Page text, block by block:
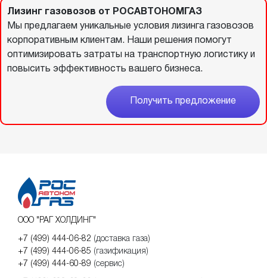
Лизинг газовозов от РОСАВТОНОМГАЗ
Мы предлагаем уникальные условия лизинга газовозов
корпоративным клиентам. Наши решения помогут
оптимизировать затраты на транспортную логистику и
повысить эффективность вашего бизнеса.
Получить предложение
ООО "РАГ ХОЛДИНГ"
+7 (499) 444-06-82 (доставка газа)
+7 (499) 444-06-85 (газификация)
+7 (499) 444-60-89 (сервис)